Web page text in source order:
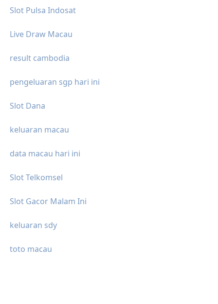
Slot Pulsa Indosat
Live Draw Macau
result cambodia
pengeluaran sgp hari ini
Slot Dana
keluaran macau
data macau hari ini
Slot Telkomsel
Slot Gacor Malam Ini
keluaran sdy
toto macau